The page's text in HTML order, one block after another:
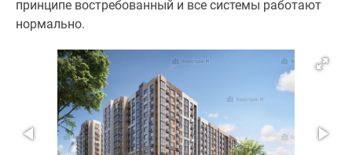
принципе востребованный и все системы работают
нормально.